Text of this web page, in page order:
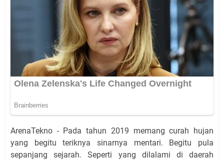
ArenaTekno - Pada tahun 2019 memang curah hujan
yang begitu teriknya sinarnya mentari. Begitu pula
sepanjang sejarah. Seperti yang dilalami di daerah